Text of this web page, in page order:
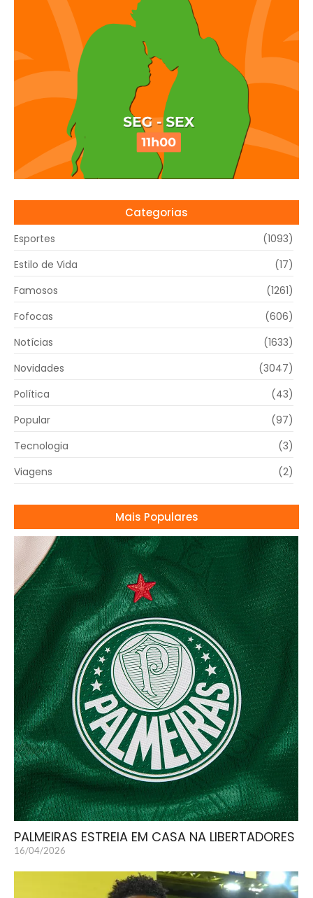
Mais Populares
PALMEIRAS ESTREIA EM CASA NA LIBERTADORES
16/04/2026
Categorias
Esportes
(1093)
Estilo de Vida
(17)
Famosos
(1261)
Fofocas
(606)
Notícias
(1633)
Novidades
(3047)
Política
(43)
Popular
(97)
Tecnologia
(3)
Viagens
(2)